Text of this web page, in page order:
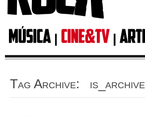
Tag Archive: is_archive